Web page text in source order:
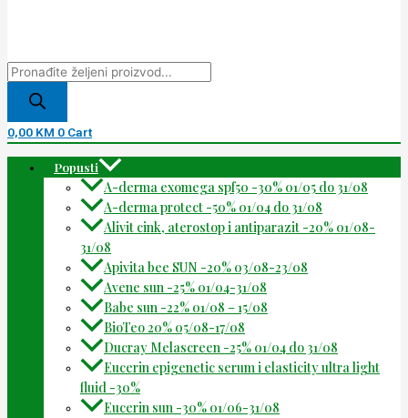
0,00 KM 0 Cart
Popusti
A-derma exomega spf50 -30% 01/05 do 31/08
A-derma protect -50% 01/04 do 31/08
Alivit cink, aterostop i antiparazit -20% 01/08-
31/08
Apivita bee SUN -20% 03/08-23/08
Avene sun -25% 01/04-31/08
Babe sun -22% 01/08 – 15/08
BioTeo 20% 05/08-17/08
Ducray Melascreen -25% 01/04 do 31/08
Eucerin epigenetic serum i elasticity ultra light
fluid -30%
Eucerin sun -30% 01/06-31/08